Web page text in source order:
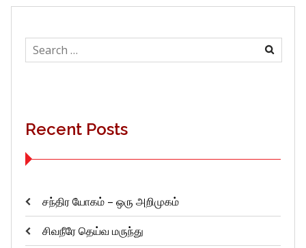
Search
for:
Recent Posts
சந்திர யோகம் – ஒரு அறிமுகம்
சிவநீரே தெய்வ மருந்து